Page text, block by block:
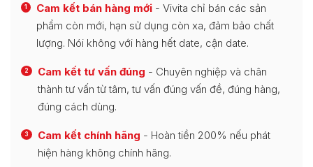
1 Cam kết bán hàng mới - Vivita chỉ bán các sản
phẩm còn mới, hạn sử dụng còn xa, đảm bảo chất
lượng. Nói không với hàng hết date, cận date.
2 Cam kết tư vấn đúng - Chuyên nghiệp và chân
thành tư vấn từ tâm, tư vấn đúng vấn đề, đúng hàng,
đúng cách dùng.
3 Cam kết chính hãng - Hoàn tiền 200% nếu phát
hiện hàng không chính hãng.